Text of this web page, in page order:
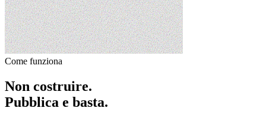
Come funziona
Non costruire.
Pubblica e basta.